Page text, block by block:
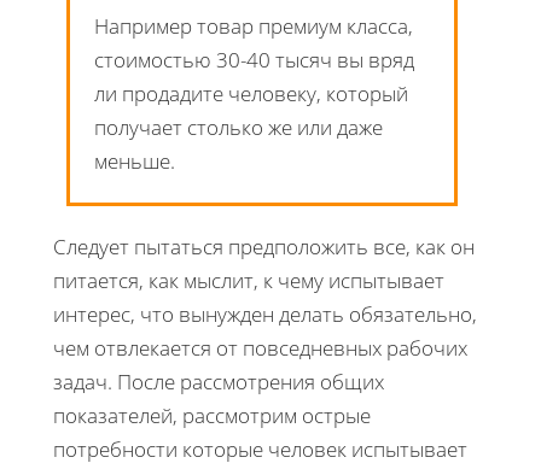
Например товар премиум класса,
стоимостью 30-40 тысяч вы вряд
ли продадите человеку, который
получает столько же или даже
меньше.
Следует пытаться предположить все, как он
питается, как мыслит, к чему испытывает
интерес, что вынужден делать обязательно,
чем отвлекается от повседневных рабочих
задач. После рассмотрения общих
показателей, рассмотрим острые
потребности которые человек испытывает